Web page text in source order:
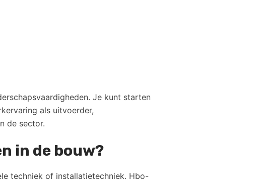
Je kunt starten
als uitvoerder,
de sector.
in de bouw?
techniek of installatietechniek. Hbo-